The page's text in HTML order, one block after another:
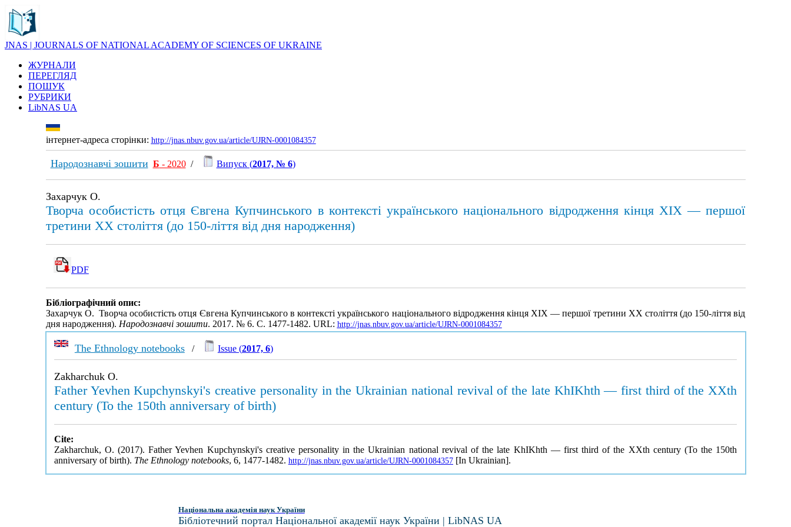
JNAS | JOURNALS OF NATIONAL ACADEMY OF SCIENCES OF UKRAINE
ЖУРНАЛИ
ПЕРЕГЛЯД
ПОШУК
РУБРИКИ
LibNAS UA
інтернет-адреса сторінки: http://jnas.nbuv.gov.ua/article/UJRN-0001084357
Народознавчі зошити Б - 2020/ Випуск (2017, № 6)
Захарчук О.
Творча особистість отця Євгена Купчинського в контексті українського національного відродження кінця ХІХ — першої
третини XX століття (до 150-ліття від дня народження)
PDF
Бібліографічний опис:
Захарчук О. Творча особистість отця Євгена Купчинського в контексті українського національного відродження кінця ХІХ — першої третини XX століття (до 150-ліття від
дня народження). Народознавчі зошити. 2017. № 6. С. 1477-1482. URL: http://jnas.nbuv.gov.ua/article/UJRN-0001084357
The Ethnology notebooks/ Issue (2017, 6)
Zakharchuk O.
Father Yevhen Kupchynskyi's creative personality in the Ukrainian national revival of the late KhIKhth — first third of the XXth
century (To the 150th anniversary of birth)
Cite:
Zakharchuk, O. (2017). Father Yevhen Kupchynskyi's creative personality in the Ukrainian national revival of the late KhIKhth — first third of the XXth century (To the 150th
anniversary of birth). The Ethnology notebooks, 6, 1477-1482. http://jnas.nbuv.gov.ua/article/UJRN-0001084357[In Ukrainian].
Національна академія наук України
Бібліотечний портал Національної академії наук України | LibNAS UA